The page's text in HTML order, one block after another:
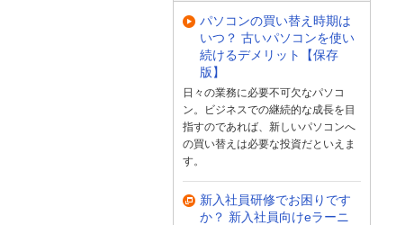
パソコンの買い替え時期は
いつ？ 古いパソコンを使い
続けるデメリット【保存
版】
日々の業務に必要不可欠なパソコ
ン。ビジネスでの継続的な成長を目
指すのであれば、新しいパソコンへ
の買い替えは必要な投資だといえま
す。
新入社員研修でお困りです
か？ 新入社員向けeラーニ